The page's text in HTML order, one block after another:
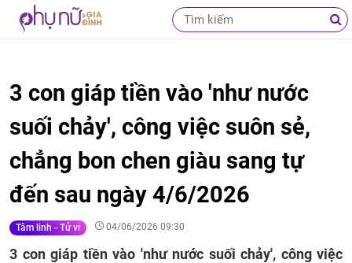
3 con giáp tiền vào 'như nước
suối chảy', công việc suôn sẻ,
chẳng bon chen giàu sang tự
đến sau ngày 4/6/2026
Tâm linh - Tử vi 04/06/2026 09:30
3 con giáp tiền vào 'như nước suối chảy', công việc